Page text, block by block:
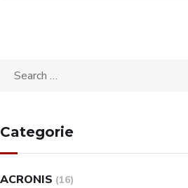
Categorie
ACRONIS (16)